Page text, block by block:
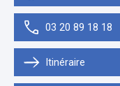
03 20 89 18 18
Itinéraire